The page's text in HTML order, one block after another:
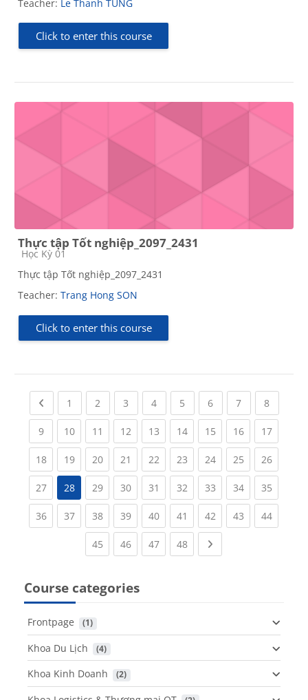
Teacher: Le Thanh TUNG
Click to enter this course
Thực tập Tốt nghiệp_2097_2431
Course category
Học Kỳ 01
Thực tập Tốt nghiệp_2097_2431
Teacher: Trang Hong SON
Click to enter this course
Previous page
1 (current)
2 (current)
3 (current)
4(current)
5 (current)
6(current)
7(current)
8(current)
9(current)
10(current)
11 (current)
12(current)
13(current)
14(current)
15(current)
16(current)
17
18(current)
19(current)
20(current)
21 (current)
22(current)
23(current)
24(current)
25(current)
26
27(current)
28 29(current)
30(current)
31 (current)
32(current)
33(current)
34(current)
35
36(current)
37(current)
38(current)
39(current)
40(current)
41 (current)
42(current)
43(current)
44
45(current)
46(current)
47(current)
48(current)
Course categories
Frontpage (1)
Khoa Du Lịch (4)
Khoa Kinh Doanh (2)